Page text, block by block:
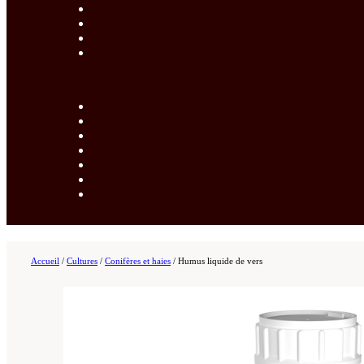
Accueil / Cultures / Conifères et haies / Humus liquide de vers